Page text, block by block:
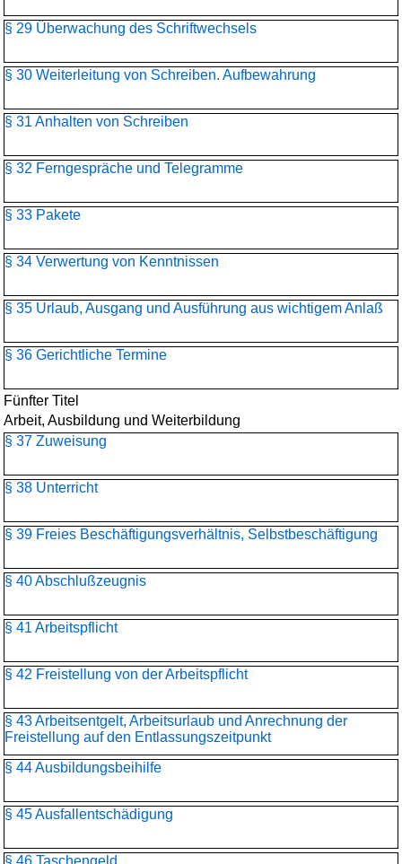
§ 29 Überwachung des Schriftwechsels
§ 30 Weiterleitung von Schreiben. Aufbewahrung
§ 31 Anhalten von Schreiben
§ 32 Ferngespräche und Telegramme
§ 33 Pakete
§ 34 Verwertung von Kenntnissen
§ 35 Urlaub, Ausgang und Ausführung aus wichtigem Anlaß
§ 36 Gerichtliche Termine
Fünfter Titel
Arbeit, Ausbildung und Weiterbildung
§ 37 Zuweisung
§ 38 Unterricht
§ 39 Freies Beschäftigungsverhältnis, Selbstbeschäftigung
§ 40 Abschlußzeugnis
§ 41 Arbeitspflicht
§ 42 Freistellung von der Arbeitspflicht
§ 43 Arbeitsentgelt, Arbeitsurlaub und Anrechnung der
Freistellung auf den Entlassungszeitpunkt
§ 44 Ausbildungsbeihilfe
§ 45 Ausfallentschädigung
§ 46 Taschengeld